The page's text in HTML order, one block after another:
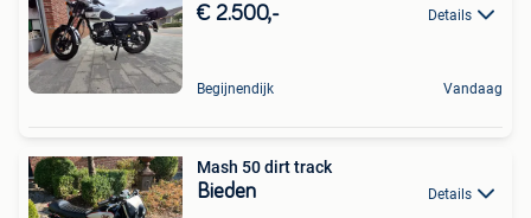
€ 2.500,- Details
Begijnendijk Vandaag
Mash 50 dirt track
Bieden Details